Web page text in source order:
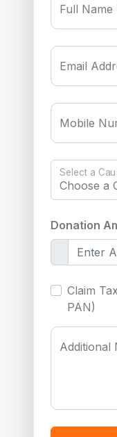
Full Name
Email
Mobile
Select a
Donation
Claim
PAN)
Additional